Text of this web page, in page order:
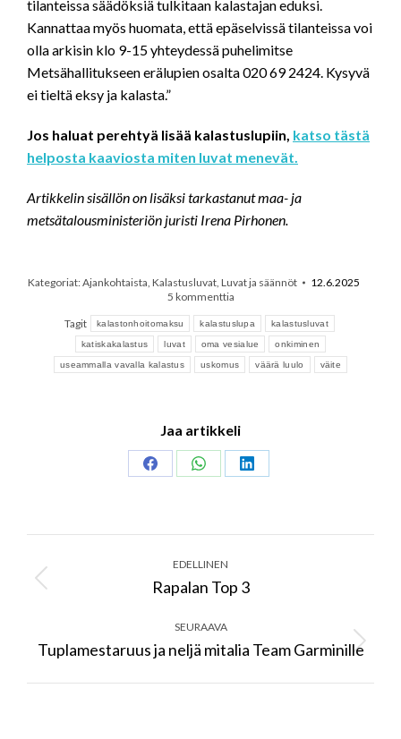
tilanteissa säädöksiä tulkitaan kalastajan eduksi.
Kannattaa myös huomata, että epäselvissä tilanteissa voi
olla arkisin klo 9-15 yhteydessä puhelimitse
Metsähallitukseen erälupien osalta 020 69 2424. Kysyvä
ei tieltä eksy ja kalasta.”
Jos haluat perehtyä lisää kalastuslupiin, katso tästä
helposta kaaviosta miten luvat menevät.
Artikkelin sisällön on lisäksi tarkastanut maa- ja
metsätalousministeriön juristi Irena Pirhonen.
Kategoriat:Ajankohtaista, Kalastusluvat, Luvat ja säännöt
12.6.2025
5 kommenttia
Tagit
kalastonhoitomaksu kalastuslupa kalastusluvat
katiskakalastus luvat oma vesialue onkiminen
useammalla vavalla kalastus uskomus väärä luulo väite
Jaa artikkeli
Share
Share
Share
navigation
EDELLINEN
Previous
Rapalan Top 3
SEURAAVA
Next
Tuplamestaruus ja neljä mitalia Team Garminille